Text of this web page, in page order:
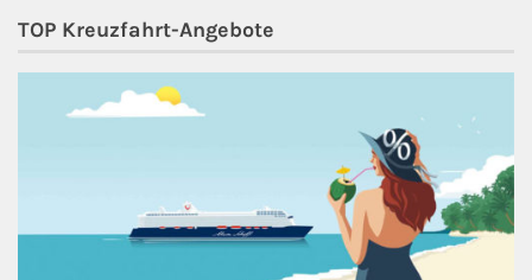
TOP Kreuzfahrt-Angebote